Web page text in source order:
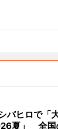
バヒロで「
夏」 全国